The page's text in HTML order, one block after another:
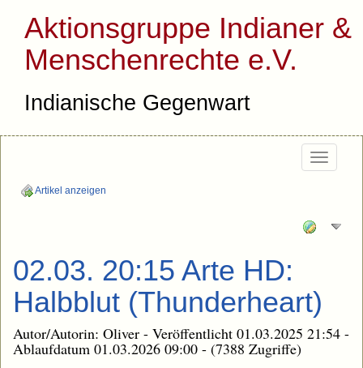
Aktionsgruppe Indianer &
Menschenrechte e.V.
Indianische Gegenwart
Artikel anzeigen
02.03. 20:15 Arte HD:
Halbblut (Thunderheart)
Autor/Autorin: Oliver - Veröffentlicht 01.03.2025 21:54 -
Ablaufdatum 01.03.2026 09:00 - (7388 Zugriffe)